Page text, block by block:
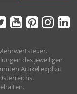
des jeweiligen
Artikel explizit